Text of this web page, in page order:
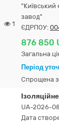
1
завод"
ЄДРПОУ:
876 850
Загальна
Період
Спрощена
UA-2026-
Дата